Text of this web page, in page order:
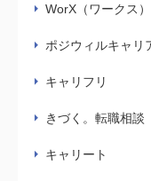
WorX（ワークス）
ポジウィルキャリ
キャリフリ
きづく。転職相談
キャリート